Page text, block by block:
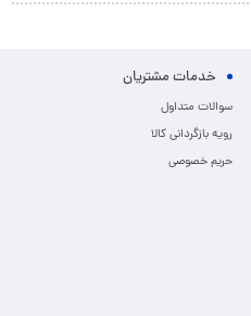
خدمات مشتریان
سوالات متداول
رویه بازگردانی کالا
حریم خصوصی